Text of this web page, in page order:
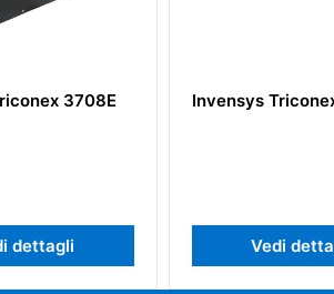
Invensys Triconex 8312